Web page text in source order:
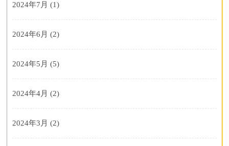
2024年7月 (1)
2024年6月 (2)
2024年5月 (5)
2024年4月 (2)
2024年3月 (2)